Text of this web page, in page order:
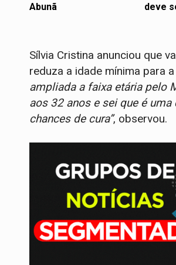
Abunã
deve
Sílvia Cristina anunciou que
reduza a idade mínima para
ampliada a faixa etária pelo
aos 32 anos e sei que é
chances de cura”, observou.